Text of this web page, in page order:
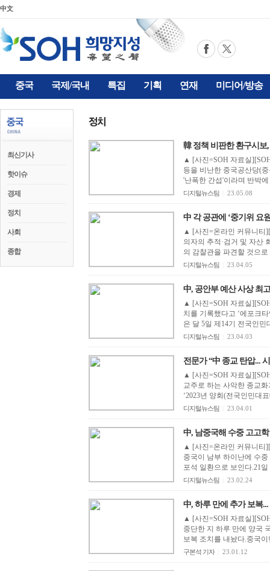
中文
중국 국제/국내 특집 기획 연재 미디어/방송
최신기사
핫이슈
경제
정치
사회
종합
韓 정책 비판한 환구시보
▲ [사진=SOH 자료실
등을 비난한 중국공산당(
'난폭한 간섭'이라며 반박
디지털뉴스팀 23.05.08
中 각 공관에 ‘중기위 요
▲ [사진=온라인 커뮤니티
의자의 추적·검거 및 자산
의 감찰관을 파견할 것으
디지털뉴스팀 23.04.05
中, 공안부 예산 사상 최
▲ [사진=SOH 자료실
치를 기록했다고 ‘에포크
은 달 5일 제14기 전국인
디지털뉴스팀 23.04.03
전문가 “中 종교 탄압...
▲ [사진=SOH 자료실
교주로 하는 사악한 종교
‘2023년 양회(전국인민대
디지털뉴스팀 23.04.01
中, 남중국해 수중 고고
▲ [사진=온라인 커뮤니티
중국이 남부 하이난에 수
포석 일환으로 보인다.21
디지털뉴스팀 23.02.24
中, 하루 만에 추가 보복...
▲ [사진=SOH 자료실
중단한 지 하루 만에 양국
보복 조치를 내놨다.중국
구본석 기자 23.01.12